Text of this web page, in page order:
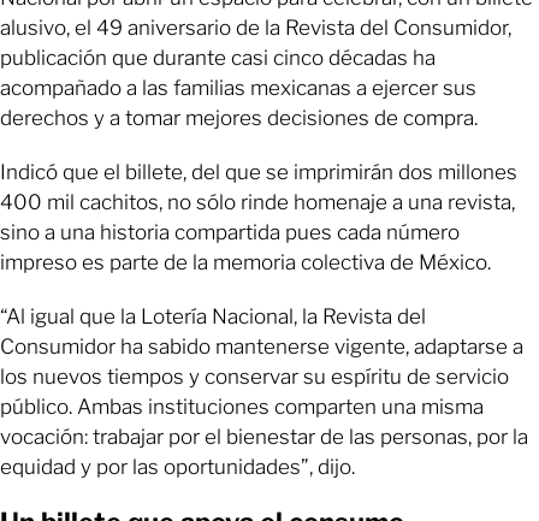
alusivo, el 49 aniversario de la Revista del Consumidor,
publicación que durante casi cinco décadas ha
acompañado a las familias mexicanas a ejercer sus
derechos y a tomar mejores decisiones de compra.
Indicó que el billete, del que se imprimirán dos millones
400 mil cachitos, no sólo rinde homenaje a una revista,
sino a una historia compartida pues cada número
impreso es parte de la memoria colectiva de México.
“Al igual que la Lotería Nacional, la Revista del
Consumidor ha sabido mantenerse vigente, adaptarse a
los nuevos tiempos y conservar su espíritu de servicio
público. Ambas instituciones comparten una misma
vocación: trabajar por el bienestar de las personas, por la
equidad y por las oportunidades”, dijo.